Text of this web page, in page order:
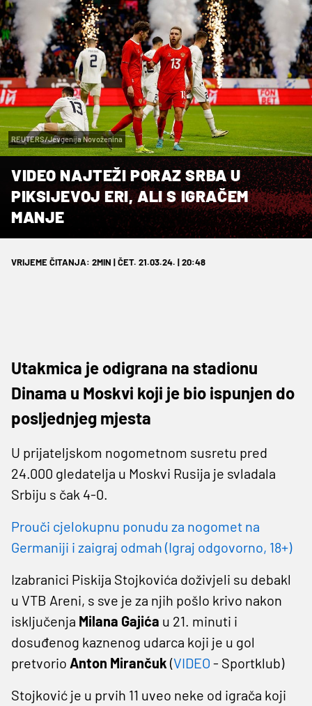
REUTERS/Jevgenija Novoženina
VIDEO NAJTEŽI PORAZ SRBA U
PIKSIJEVOJ ERI, ALI S IGRAČEM
MANJE
VRIJEME ČITANJA: 2MIN | ČET. 21.03.24. | 20:48
Utakmica je odigrana na stadionu
Dinama u Moskvi koji je bio ispunjen do
posljednjeg mjesta
U prijateljskom nogometnom susretu pred
24.000 gledatelja u Moskvi Rusija je svladala
Srbiju s čak 4-0.
Prouči cjelokupnu ponudu za nogomet na
Germaniji i zaigraj odmah (Igraj odgovorno, 18+)
Izabranici Piskija Stojkovića doživjeli su debakl
u VTB Areni, s sve je za njih pošlo krivo nakon
isključenja Milana Gajića u 21. minuti i
dosuđenog kaznenog udarca koji je u gol
pretvorio Anton Mirančuk (VIDEO - Sportklub)
Stojković je u prvih 11 uveo neke od igrača koji